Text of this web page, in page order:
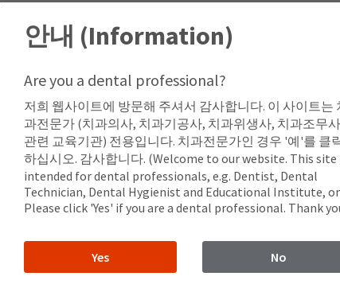
수 있습니다.
안내 (Information)
Are you a dental professional?
저희 웹사이트에 방문해 주셔서 감사합니다. 이 사이트는
과전문가 (치과의사, 치과기공사, 치과위생사, 치과조무
관련 교육기관) 전용입니다. 치과전문가인 경우 '예'를 클
하십시오. 감사합니다. (Welcome to our website. This site
intended for dental professionals, e.g. Dentist, Dental
Technician, Dental Hygienist and Educational Institute,
Please click 'Yes' if you are a dental professional. Thank
Yes No